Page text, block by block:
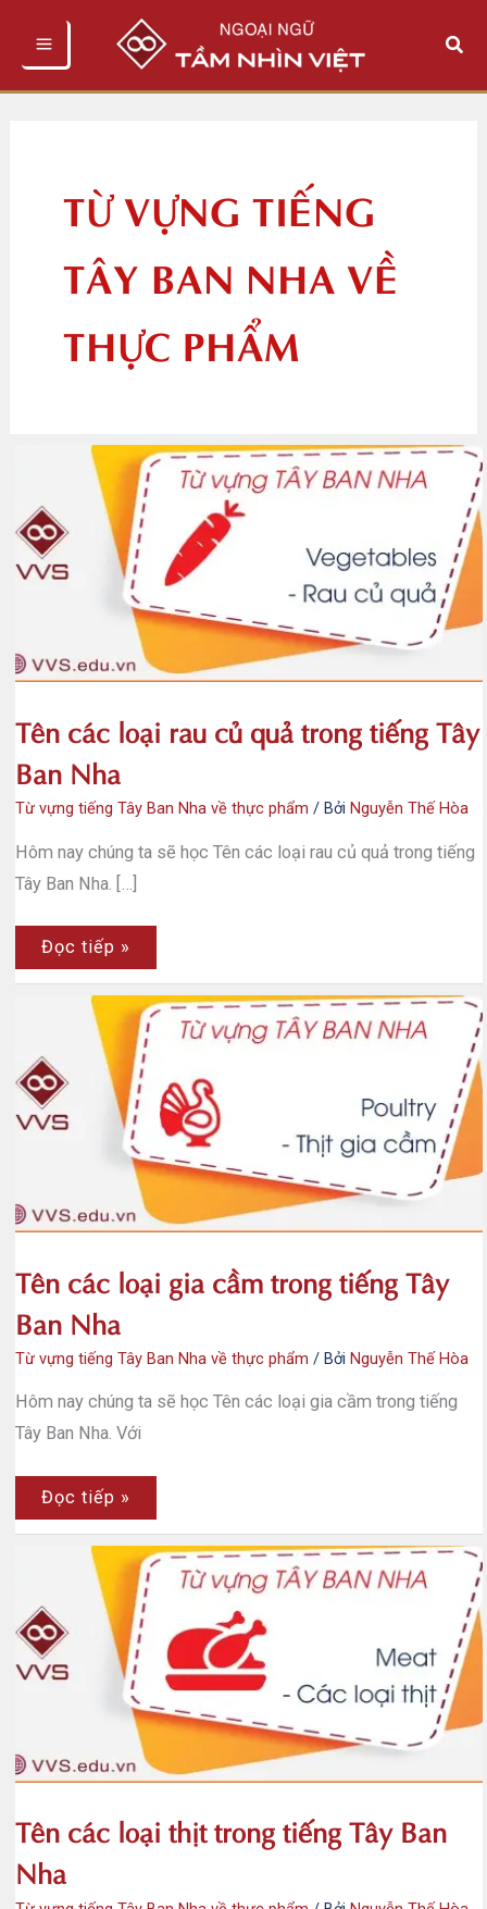
Tìm
TỪ VỰNG TIẾNG
TÂY BAN NHA VỀ
THỰC PHẨM
Tên các loại rau củ quả trong tiếng Tây
Ban Nha
Từ vựng tiếng Tây Ban Nha về thực phẩm / Bởi Nguyễn Thế Hòa
Hôm nay chúng ta sẽ học Tên các loại rau củ quả trong tiếng
Tây Ban Nha. […]
Tên
các
loại
tiếng
Tây
Ban
Nha
Đọc tiếp »
Tên các loại gia cầm trong tiếng Tây
Ban Nha
Từ vựng tiếng Tây Ban Nha về thực phẩm / Bởi Nguyễn Thế Hòa
Hôm nay chúng ta sẽ học Tên các loại gia cầm trong tiếng
Tây Ban Nha. Với
Tên
các
loại
tiếng
Tây
Ban
Nha
Đọc tiếp »
Tên các loại thịt trong tiếng Tây Ban
Nha